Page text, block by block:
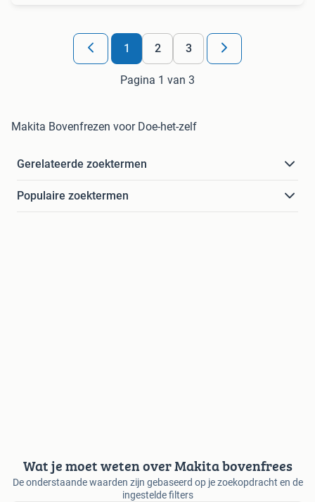
1 2 3
Pagina 1 van 3
Makita Bovenfrezen voor Doe-het-zelf
Gerelateerde zoektermen
Populaire zoektermen
Wat je moet weten over Makita bovenfrees
De onderstaande waarden zijn gebaseerd op je zoekopdracht en de
ingestelde filters